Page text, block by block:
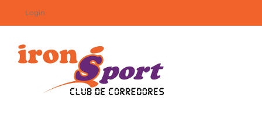
Saltar
al
Login